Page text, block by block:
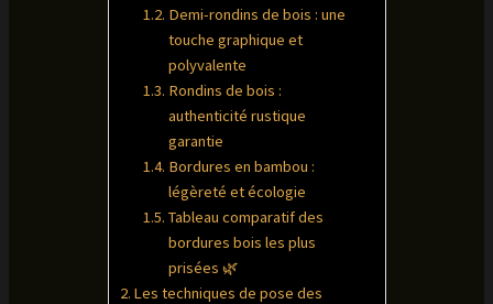
Demi-rondins de bois : une
touche graphique et
polyvalente
Rondins de bois :
authenticité rustique
garantie
Bordures en bambou :
légèreté et écologie
Tableau comparatif des
bordures bois les plus
prisées 🌿
Les techniques de pose des